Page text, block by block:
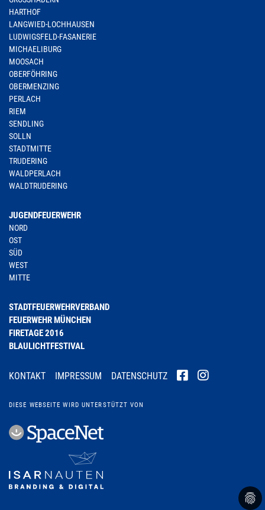
HARTHOF
LANGWIED-LOCHHAUSEN
LUDWIGSFELD-FASANERIE
MICHAELIBURG
MOOSACH
OBERFÖHRING
OBERMENZING
PERLACH
RIEM
SENDLING
SOLLN
STADTMITTE
TRUDERING
WALDPERLACH
WALDTRUDERING
JUGENDFEUERWEHR
NORD
OST
SÜD
WEST
MITTE
STADTFEUERWEHRVERBAND
FEUERWEHR MÜNCHEN
FIRETAGE 2016
BLAULICHTFESTIVAL
KONTAKT IMPRESSUM DATENSCHUTZ
DIESE WEBSEITE WIRD UNTERSTÜTZT VON